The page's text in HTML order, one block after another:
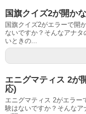
国旗クイズ2が開か
国旗クイズ2がエラーで開
ないですか？そんなアナ
いときの...
エニグマティス 2が
応)
エニグマティス 2がエラー
験はないですか？そんな